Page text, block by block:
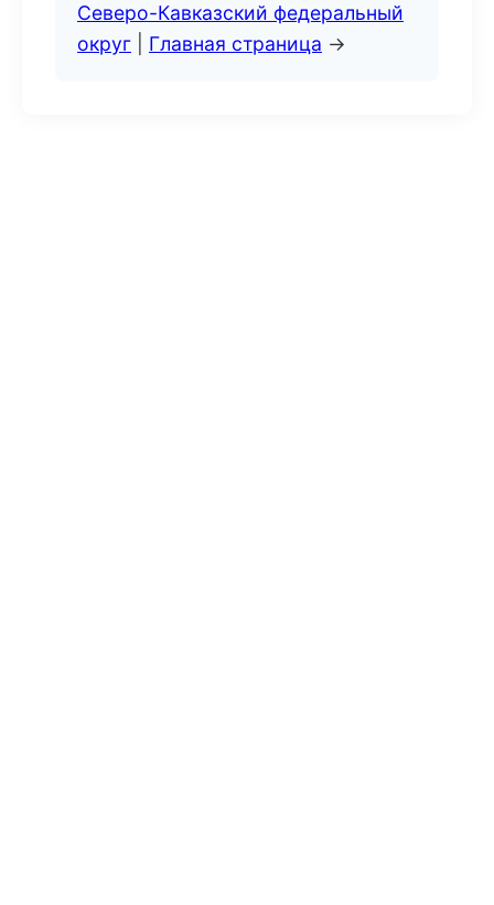
Северо-Кавказский федеральный
округ
Главная страница →